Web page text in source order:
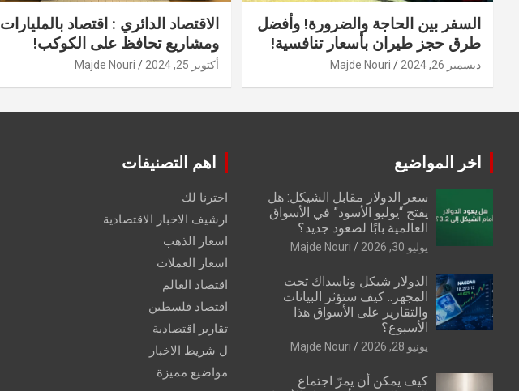
السفر بين الحاجة والضرورة! وأفضل
طرق حجز طيران بأسعار تنافسية!
ديسمبر 26, 2024 Majde Nouri
الاقتصاد الدائري : اقتصاد بالمليارات
ومشاريع تحافظ على الكوكب!
أكتوبر 25, 2024 Majde Nouri
اخر المواضيع
سعر الدولار مقابل الشيكل: هل
يفتح “يوليو الأسود” في الأسواق
العالمية بابًا لصعود جديد؟
يوليو 30, 2026 Majde Nouri
الدولار شيكل وناسداك تحت
المجهر.. كيف ستؤثر البيانات
والتقارير على الأسواق هذا
الأسبوع؟
يونيو 28, 2026 Majde Nouri
كيف يمكن أن يمرّ اجتماع
اهم التصنيفات
اخترنا لك
ارشيف الاخبار الاقتصادية
اسعار الذهب
اسعار العملات
اقتصاد العالم
اقتصاد فلسطين
تقارير اقتصادية
ل شريط الاخبار
مواضيع مميزة